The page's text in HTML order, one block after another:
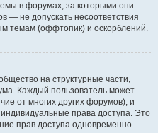
в форумах, за которыми они
— не допускать несоответствия
темам (оффтопик) и оскорблений.
на структурные части,
Каждый пользователь может
от многих других форумов), и
права доступа. Это
прав доступа одновременно